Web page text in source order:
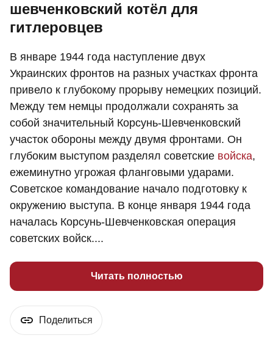
шевченковский котёл для
гитлеровцев
В январе 1944 года наступление двух
Украинских фронтов на разных участках фронта
привело к глубокому прорыву немецких позиций.
Между тем немцы продолжали сохранять за
собой значительный Корсунь-Шевченковский
участок обороны между двумя фронтами. Он
глубоким выступом разделял советские войска,
ежеминутно угрожая фланговыми ударами.
Советское командование начало подготовку к
окружению выступа. В конце января 1944 года
началась Корсунь-Шевченковская операция
советских войск....
Читать полностью
Поделиться